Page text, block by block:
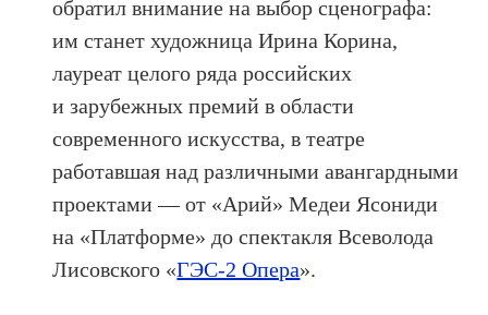
обратил внимание на выбор сценографа:
им станет художница Ирина Корина,
лауреат целого ряда российских
и зарубежных премий в области
современного искусства, в театре
работавшая над различными авангардными
проектами — от «Арий» Медеи Ясониди
на «Платформе» до спектакля Всеволода
Лисовского «ГЭС-2 Опера».